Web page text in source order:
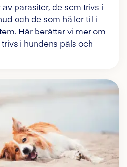
parasiter, de som trivs i
och de som håller till i
Här berättar vi mer om
i hundens päls och